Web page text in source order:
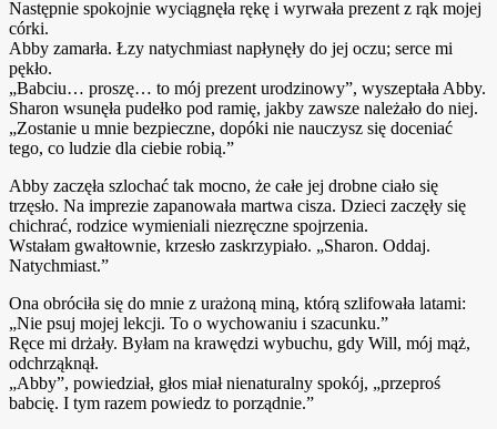
Następnie spokojnie wyciągnęła rękę i wyrwała prezent z rąk mojej
córki.
Abby zamarła. Łzy natychmiast napłynęły do jej oczu; serce mi
pękło.
„Babciu… proszę… to mój prezent urodzinowy”, wyszeptała Abby.
Sharon wsunęła pudełko pod ramię, jakby zawsze należało do niej.
„Zostanie u mnie bezpieczne, dopóki nie nauczysz się doceniać
tego, co ludzie dla ciebie robią.”
Abby zaczęła szlochać tak mocno, że całe jej drobne ciało się
trzęsło. Na imprezie zapanowała martwa cisza. Dzieci zaczęły się
chichrać, rodzice wymieniali niezręczne spojrzenia.
Wstałam gwałtownie, krzesło zaskrzypiało. „Sharon. Oddaj.
Natychmiast.”
Ona obróciła się do mnie z urażoną miną, którą szlifowała latami:
„Nie psuj mojej lekcji. To o wychowaniu i szacunku.”
Ręce mi drżały. Byłam na krawędzi wybuchu, gdy Will, mój mąż,
odchrząknął.
„Abby”, powiedział, głos miał nienaturalny spokój, „przeproś
babcię. I tym razem powiedz to porządnie.”